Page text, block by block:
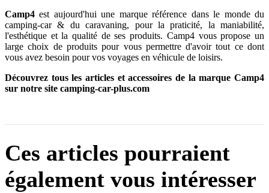
Camp4est aujourd'hui une marque référence dans le monde du
camping-car & du caravaning, pour la praticité, la maniabilité,
l'esthétique et la qualité de ses produits. Camp4 vous propose un
large choix de produits pour vous permettre d'avoir tout ce dont
vous avez besoin pour vos voyages en véhicule de loisirs.
Découvrez tous les articles et accessoires de la marque Camp4
sur notre site camping-car-plus.com
Ces articles pourraient
également vous intéresser